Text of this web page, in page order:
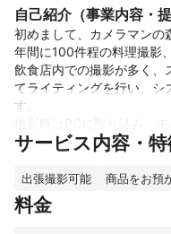
自己紹介（事業内容・
初めまして、カメラマンの
年間に100件程の料理撮影
飲食店内での撮影が多く、
てライティングを行い、シ
す。
ル、トリミング、明るさ、
背景紙（白、グレー、黒
木なり、黒、他）、テーブ
これまでの実績
サービス内容・
出張撮影可能 商品をお預
料金